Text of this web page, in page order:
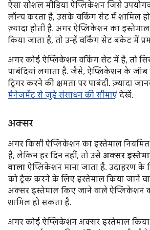
ऐसा सोशल मीडिया ऐप्लिकेशन जिसे
लॉन्च करता है, उसके वर्किंग सेट में शामिल
ज़्यादा होती है. अगर ऐप्लिकेशन का इस्तेमाल
किया जाता है, तो उन्हें वर्किंग सेट बकेट में
अगर कोई ऐप्लिकेशन वर्किंग सेट में है, तो
पाबंदियां लगाता है. जैसे, ऐप्लिकेशन के
ट्रिगर करने की क्षमता पर पाबंदी. ज़्यादा
मैनेजमेंट से जुड़े संसाधन की सीमाएं देखें.
अक्सर
अगर किसी ऐप्लिकेशन का इस्तेमाल
है, लेकिन हर दिन नहीं, तो उसे अक्सर
वाला ऐप्लिकेशन माना जाता है. उदाहरण
को ट्रैक करने के लिए इस्तेमाल किया जाने
अक्सर इस्तेमाल किए जाने वाले ऐप्लिकेशन
शामिल हो सकता है.
अगर कोई ऐप्लिकेशन अक्सर इस्तेमाल किया